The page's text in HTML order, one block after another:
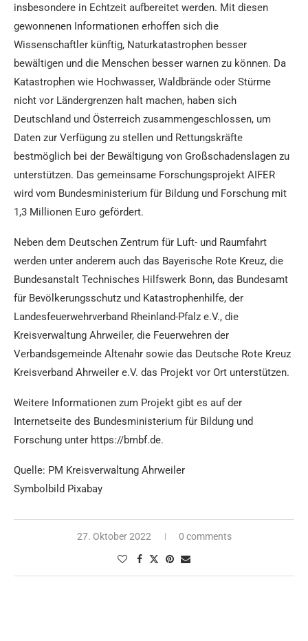
insbesondere in Echtzeit aufbereitet werden. Mit diesen
gewonnenen Informationen erhoffen sich die
Wissenschaftler künftig, Naturkatastrophen besser
bewältigen und die Menschen besser warnen zu können. Da
Katastrophen wie Hochwasser, Waldbrände oder Stürme
nicht vor Ländergrenzen halt machen, haben sich
Deutschland und Österreich zusammengeschlossen, um
Daten zur Verfügung zu stellen und Rettungskräfte
bestmöglich bei der Bewältigung von Großschadenslagen zu
unterstützen. Das gemeinsame Forschungsprojekt AIFER
wird vom Bundesministerium für Bildung und Forschung mit
1,3 Millionen Euro gefördert.
Neben dem Deutschen Zentrum für Luft- und Raumfahrt
werden unter anderem auch das Bayerische Rote Kreuz, die
Bundesanstalt Technisches Hilfswerk Bonn, das Bundesamt
für Bevölkerungsschutz und Katastrophenhilfe, der
Landesfeuerwehrverband Rheinland-Pfalz e.V., die
Kreisverwaltung Ahrweiler, die Feuerwehren der
Verbandsgemeinde Altenahr sowie das Deutsche Rote Kreuz
Kreisverband Ahrweiler e.V. das Projekt vor Ort unterstützen.
Weitere Informationen zum Projekt gibt es auf der
Internetseite des Bundesministerium für Bildung und
Forschung unter https://bmbf.de.
Quelle: PM Kreisverwaltung Ahrweiler
Symbolbild Pixabay
27. Oktober 2022 0 comments